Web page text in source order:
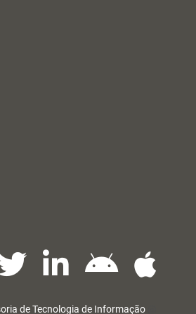
de Tecnologia de Informação